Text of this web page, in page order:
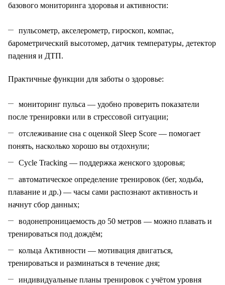
базового мониторинга здоровья и активности:
пульсометр, акселерометр, гироскоп, компас,
барометрический высотомер, датчик температуры, детектор
падения и ДТП.
Практичные функции для заботы о здоровье:
мониторинг пульса — удобно проверить показатели
после тренировки или в стрессовой ситуации;
отслеживание сна с оценкой Sleep Score — помогает
понять, насколько хорошо вы отдохнули;
Cycle Tracking — поддержка женского здоровья;
автоматическое определение тренировок (бег, ходьба,
плавание и др.) — часы сами распознают активность и
начнут сбор данных;
водонепроницаемость до 50 метров — можно плавать и
тренироваться под дождём;
кольца Активности — мотивация двигаться,
тренироваться и разминаться в течение дня;
индивидуальные планы тренировок с учётом уровня